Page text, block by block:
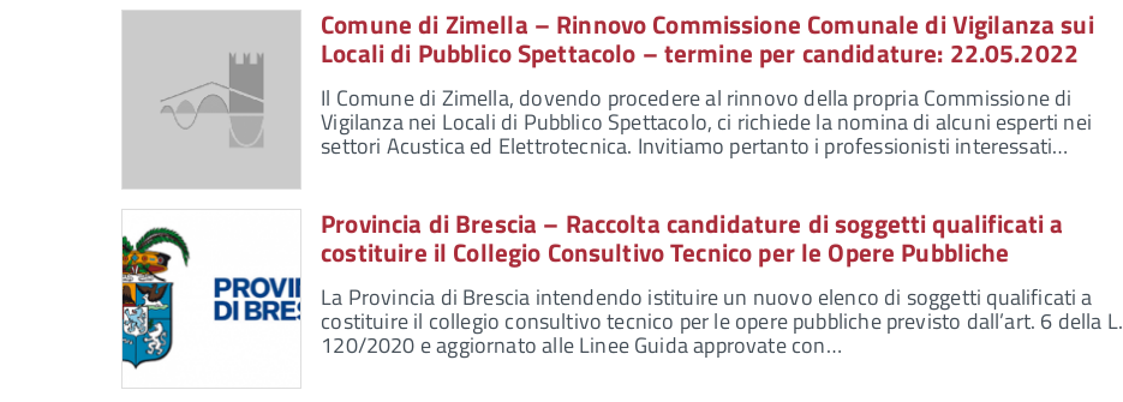
Comune di Zimella – Rinnovo Commissione Comunale di Vigilanza sui
Locali di Pubblico Spettacolo – termine per candidature: 22.05.2022
Il Comune di Zimella, dovendo procedere al rinnovo della propria Commissione di
Vigilanza nei Locali di Pubblico Spettacolo, ci richiede la nomina di alcuni esperti nei
settori Acustica ed Elettrotecnica. Invitiamo pertanto i professionisti interessati…
Provincia di Brescia – Raccolta candidature di soggetti qualificati a
costituire il Collegio Consultivo Tecnico per le Opere Pubbliche
La Provincia di Brescia intendendo istituire un nuovo elenco di soggetti qualificati a
costituire il collegio consultivo tecnico per le opere pubbliche previsto dall’art. 6 della L.
120/2020 e aggiornato alle Linee Guida approvate con…